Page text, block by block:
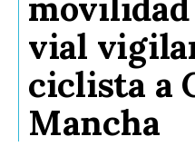
vial
ciclista a
Mancha